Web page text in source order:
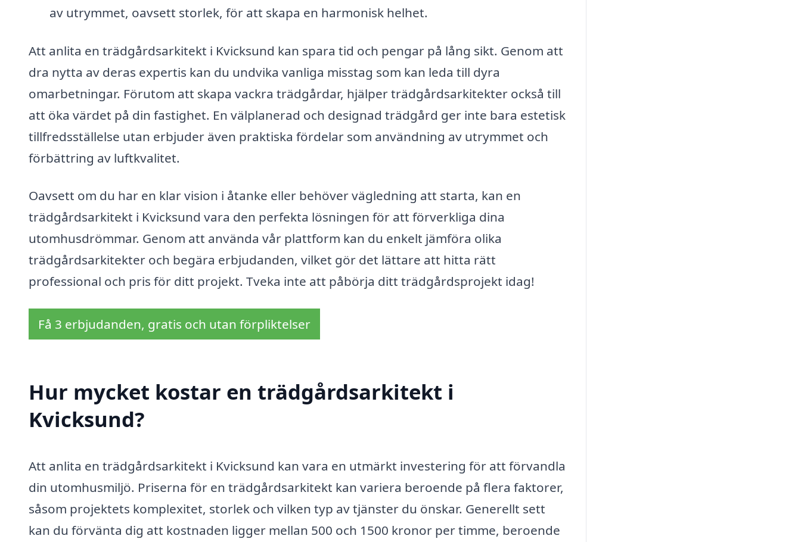
av utrymmet, oavsett storlek, för att skapa en harmonisk helhet.
Att anlita en trädgårdsarkitekt i Kvicksund kan spara tid och pengar på lång sikt. Genom att
dra nytta av deras expertis kan du undvika vanliga misstag som kan leda till dyra
omarbetningar. Förutom att skapa vackra trädgårdar, hjälper trädgårdsarkitekter också till
att öka värdet på din fastighet. En välplanerad och designad trädgård ger inte bara estetisk
tillfredsställelse utan erbjuder även praktiska fördelar som användning av utrymmet och
förbättring av luftkvalitet.
Oavsett om du har en klar vision i åtanke eller behöver vägledning att starta, kan en
trädgårdsarkitekt i Kvicksund vara den perfekta lösningen för att förverkliga dina
utomhusdrömmar. Genom att använda vår plattform kan du enkelt jämföra olika
trädgårdsarkitekter och begära erbjudanden, vilket gör det lättare att hitta rätt
professional och pris för ditt projekt. Tveka inte att påbörja ditt trädgårdsprojekt idag!
Få 3 erbjudanden, gratis och utan förpliktelser
Hur mycket kostar en trädgårdsarkitekt i
Kvicksund?
Att anlita en trädgårdsarkitekt i Kvicksund kan vara en utmärkt investering för att förvandla
din utomhusmiljö. Priserna för en trädgårdsarkitekt kan variera beroende på flera faktorer,
såsom projektets komplexitet, storlek och vilken typ av tjänster du önskar. Generellt sett
kan du förvänta dig att kostnaden ligger mellan 500 och 1500 kronor per timme, beroende